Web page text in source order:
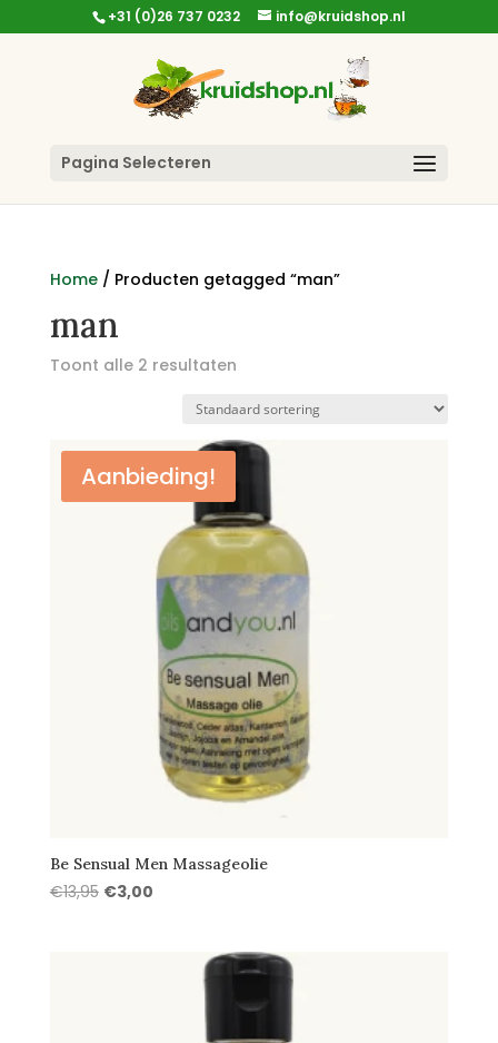
+31 (0)26 737 0232 info@kruidshop.nl
Pagina Selecteren
Home/ Producten getagged “man”
man
Toont alle 2 resultaten
Aanbieding!
Be Sensual Men Massageolie
€13,95 Oorspronkelijke
€3,00Huidige